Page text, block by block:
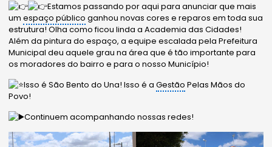
Estamos passando por aqui para anunciar que mais
umespaço público ganhou novas cores e reparos em toda sua
estrutura! Olha como ficou linda a Academia das Cidades!
Além da pintura do espaço, a equipe escalada pela Prefeitura
Municipal deu aquele grau na área que é tão importante para
os moradores do bairro e para o nosso Município!
Isso é São Bento do Una! Isso é aGestão Pelas Mãos do
Povo!
Continuem acompanhando nossas redes!